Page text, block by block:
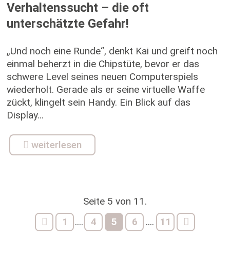
Verhaltenssucht – die oft
unterschätzte Gefahr!
„Und noch eine Runde“, denkt Kai und greift noch
einmal beherzt in die Chipstüte, bevor er das
schwere Level seines neuen Computerspiels
wiederholt. Gerade als er seine virtuelle Waffe
zückt, klingelt sein Handy. Ein Blick auf das
Display...
weiterlesen
Seite 5 von 11.
1
.... 4 5 6 .... 11